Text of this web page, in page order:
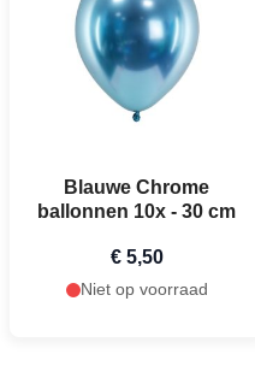
Blauwe Chrome
ballonnen 10x - 30 cm
€ 5,50
Niet op voorraad